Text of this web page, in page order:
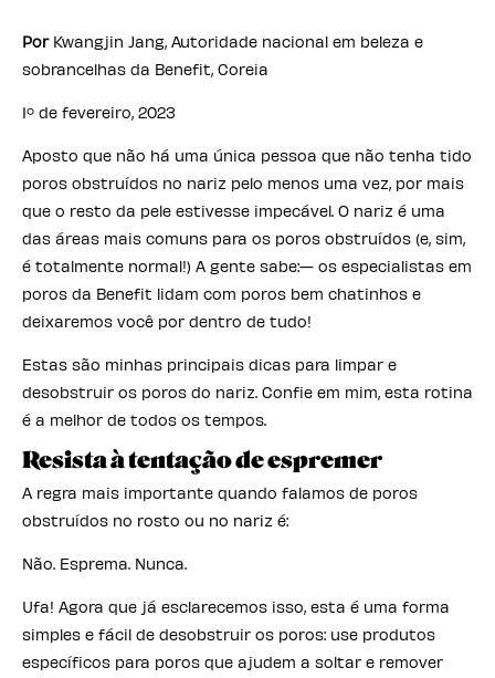
Por Kwangjin Jang, Autoridade nacional em beleza e
sobrancelhas da Benefit, Coreia
1º de fevereiro, 2023
Aposto que não há uma única pessoa que não tenha tido
poros obstruídos no nariz pelo menos uma vez, por mais
que o resto da pele estivesse impecável. O nariz é uma
das áreas mais comuns para os poros obstruídos (e, sim,
é totalmente normal!) A gente sabe:— os especialistas em
poros da Benefit lidam com poros bem chatinhos e
deixaremos você por dentro de tudo!
Estas são minhas principais dicas para limpar e
desobstruir os poros do nariz. Confie em mim, esta rotina
é a melhor de todos os tempos.
Resista à tentação de espremer
A regra mais importante quando falamos de poros
obstruídos no rosto ou no nariz é:
Não. Esprema. Nunca.
Ufa! Agora que já esclarecemos isso, esta é uma forma
simples e fácil de desobstruir os poros: use produtos
específicos para poros que ajudem a soltar e remover